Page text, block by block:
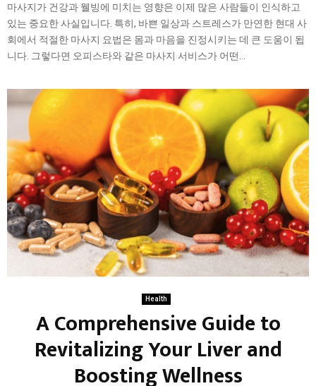
마사지가 건강과 웰빙에 미치는 영향은 이제 많은 사람들이 인식하고
있는 중요한 사실입니다. 특히, 바쁜 일상과 스트레스가 만연한 현대 사
회에서 적절한 마사지 요법은 몸과 마음을 진정시키는 데 큰 도움이 됩
니다. 그렇다면 오피스타와 같은 마사지 서비스가 어떤...
Health
A Comprehensive Guide to
Revitalizing Your Liver and
Boosting Wellness